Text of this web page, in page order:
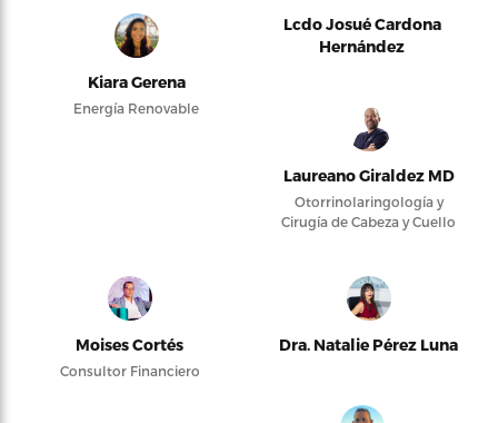
Kiara Gerena
Energía Renovable
Lcdo Josué Cardona
Hernández
Laureano Giraldez MD
Otorrinolaringología y
Cirugía de Cabeza y Cuello
Moises Cortés
Consultor Financiero
Dra. Natalie Pérez Luna